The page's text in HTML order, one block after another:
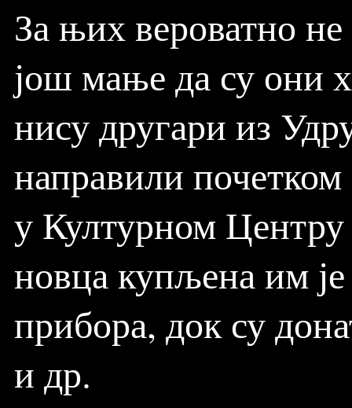
За њих вероватно
још мање да су они
нису другари из
направили
у Културном
новца купљена им
прибора, док су
и др.